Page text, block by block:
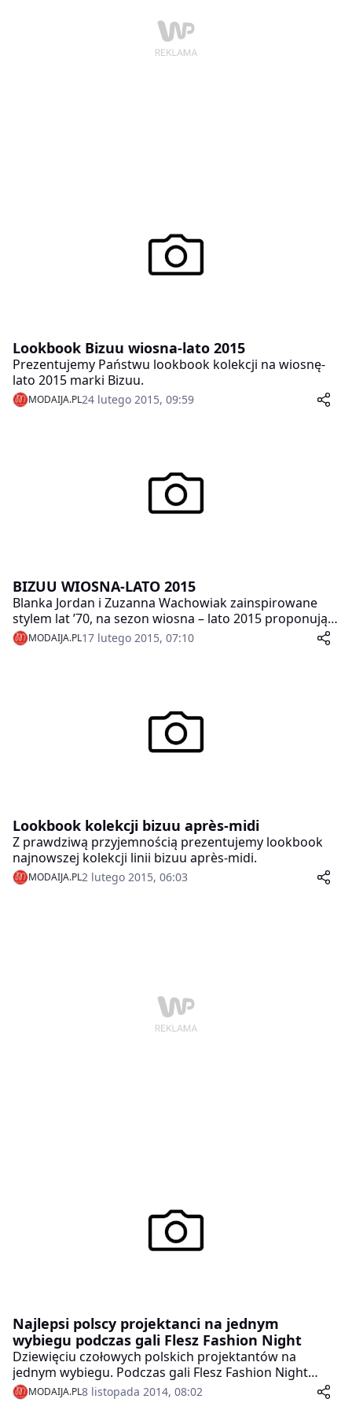
Lookbook Bizuu wiosna-lato 2015
Prezentujemy Państwu lookbook kolekcji na wiosnę-
lato 2015 marki Bizuu.
MODAIJA.PL24 lutego 2015, 09:59
BIZUU WIOSNA-LATO 2015
Blanka Jordan i Zuzanna Wachowiak zainspirowane
stylem lat ’70, na sezon wiosna – lato 2015 proponują
bardzo romantyczną kolekcję podkreślającą siłę, która
tkwi w kobiecej sylwetce. Projekty wykonane są z
MODAIJA.PL17 lutego 2015, 07:10
Lookbook kolekcji bizuu après-midi
Z prawdziwą przyjemnością prezentujemy lookbook
najnowszej kolekcji linii bizuu après-midi.
MODAIJA.PL2 lutego 2015, 06:03
Najlepsi polscy projektanci na jednym
wybiegu podczas gali Flesz Fashion Night
Dziewięciu czołowych polskich projektantów na
jednym wybiegu. Podczas gali Flesz Fashion Night
specjalnie przygotowane na tę imprezę kolekcje
pokazali m.in. Łukasz Jemioł, Joanna Przetakiewicz,
MODAIJA.PL8 listopada 2014, 08:02